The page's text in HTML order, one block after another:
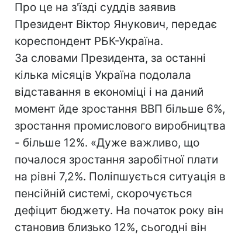
Про це на з'їзді суддів заявив
Президент Віктор Янукович, передає
кореспондент РБК-Україна.
За словами Президента, за останні
кілька місяців Україна подолала
відставання в економіці і на даний
момент йде зростання ВВП більше 6%,
зростання промислового виробництва
- більше 12%. «Дуже важливо, що
почалося зростання заробітної плати
на рівні 7,2%. Поліпшується ситуація в
пенсійній системі, скорочується
дефіцит бюджету. На початок року він
становив близько 12%, сьогодні він